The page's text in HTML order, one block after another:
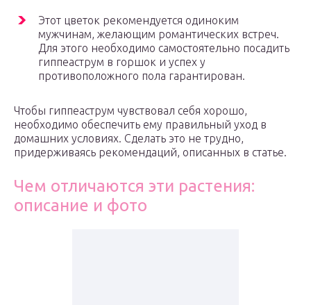
Этот цветок рекомендуется одиноким
мужчинам, желающим романтических встреч.
Для этого необходимо самостоятельно посадить
гиппеаструм в горшок и успех у
противоположного пола гарантирован.
Чтобы гиппеаструм чувствовал себя хорошо,
необходимо обеспечить ему правильный уход в
домашних условиях. Сделать это не трудно,
придерживаясь рекомендаций, описанных в статье.
Чем отличаются эти растения:
описание и фото